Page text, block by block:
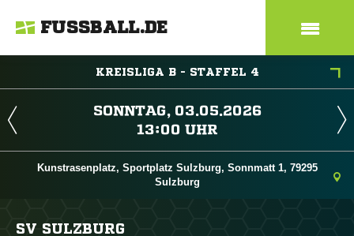
FUSSBALL.DE
KREISLIGA B - STAFFEL 4
 
 
Kunstrasenplatz, Sportplatz Sulzburg, Sonnmatt 1, 79295
Sulzburg
SV SULZBURG